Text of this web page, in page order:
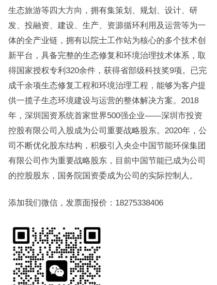
生态旅游等四大方向，拥有集策划、规划、设计、研
发、投融资、建设、生产、资源循环利用及运营等为一
体的全产业链，拥有以院士工作站为核心的多个技术创
新平台，具备完整的生态修复和环境治理技术体系，取
得国家授权专利320余件，获得省部级科技奖9项。已完
成千余项生态修复工程和环境治理工程，能够为客户提
供一揽子生态环境建设与运营的整体解决方案。2018
年，深圳国资系统首家世界500强企业——深圳市投资
控股有限公司入股成为公司重要战略股东。2020年，公
司不断优化股东结构，积极引入央企中国节能环保集团
有限公司作为重要战略股东，目前中国节能已成为公司
的控股股东，国务院国资委成为公司的实际控制人。
添加我们微信，发票面报价：18275338406